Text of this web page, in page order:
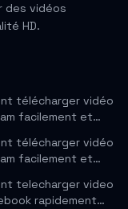
des vidéos
HD.
télécharger vidéo
facilement et…
télécharger vidéo
facilement et…
telecharger video
rapidement…